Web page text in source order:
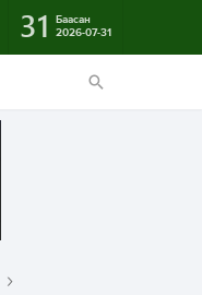
31
Баасан
2026-07-31